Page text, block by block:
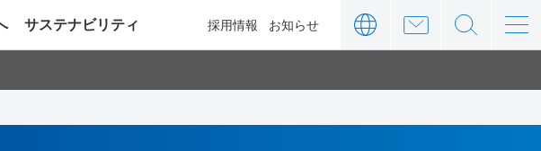
サステナビリティ 採用情報 お知らせ